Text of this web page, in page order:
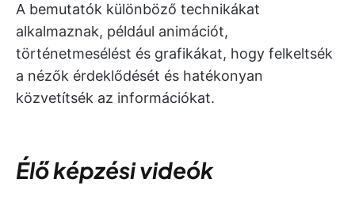
A bemutatók különböző technikákat
alkalmaznak, például animációt,
történetmesélést és grafikákat, hogy felkeltsék
a nézők érdeklődését és hatékonyan
közvetítsék az információkat.
Élő képzési videók